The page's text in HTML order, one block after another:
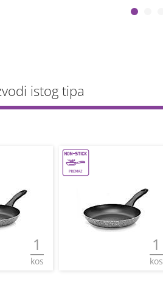
istog tipa
1
kos
1
kos